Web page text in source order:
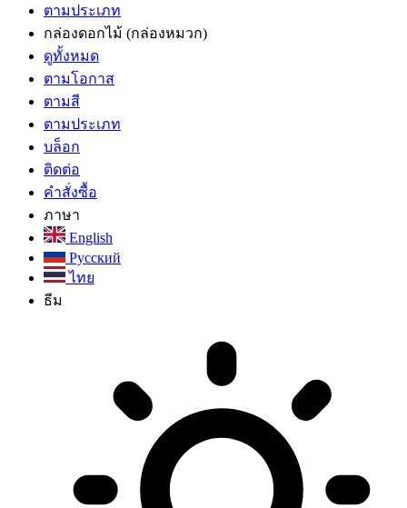
ตามประเภท
กล่องดอกไม้ (กล่องหมวก)
ดูทั้งหมด
ตามโอกาส
ตามสี
ตามประเภท
บล็อก
ติดต่อ
คำสั่งซื้อ
ภาษา
English
Русский
ไทย
ธีม